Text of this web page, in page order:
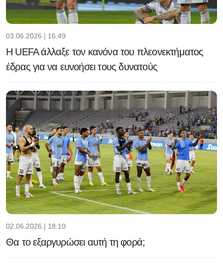
03.06.2026 | 16:49
H UEFA άλλαξε τον κανόνα του πλεονεκτήματος
έδρας για να ευνοήσει τους δυνατούς
02.06.2026 | 18:10
Θα το εξαργυρώσει αυτή τη φορά;